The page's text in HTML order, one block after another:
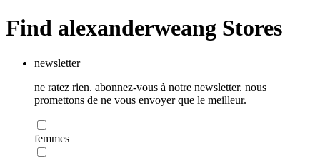
Find alexanderweang Stores
newsletter
ne ratez rien. abonnez-vous à notre newsletter. nous
promettons de ne vous envoyer que le meilleur.
femmes